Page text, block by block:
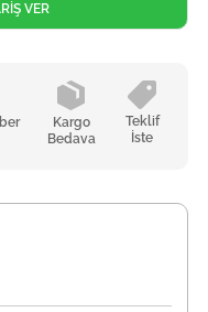
Kargo
Bedava
Teklif
İste
VER